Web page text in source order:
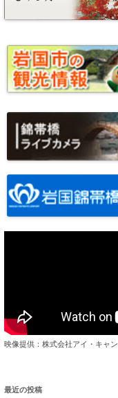
映像提供：株式会社アイ・キャン
最近の投稿